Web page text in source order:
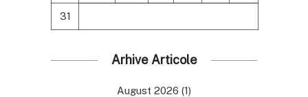
31
Arhive Articole
August 2026 (1)